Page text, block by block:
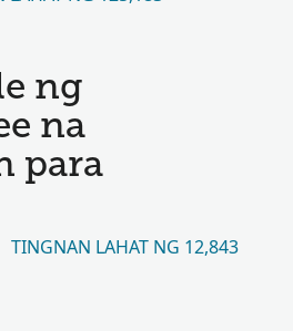
ng
na
para
TINGNAN LAHAT NG 12,843